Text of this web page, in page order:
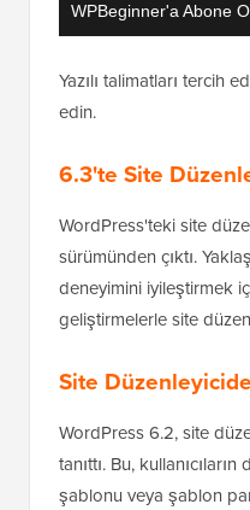
WPBeginner'a Abone
Yazılı talimatları tercih
edin.
6.3'te Site
WordPress'teki site
sürümünden çıktı.
deneyimini iyileştirmek
geliştirmelerle site
Site
WordPress 6.2, site
tanıttı. Bu,
şablonu veya şablon